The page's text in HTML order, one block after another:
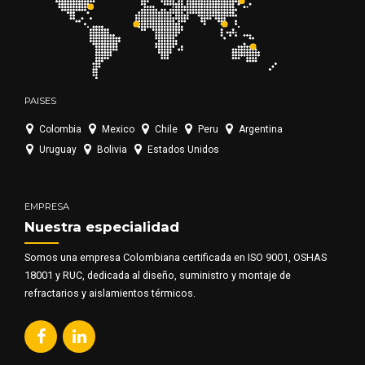
PAISES
Colombia Mexico Chile Peru
Argentina
Uruguay
Bolivia Estados Unidos
EMPRESA
Nuestra especialidad
Somos una empresa Colombiana certificada en ISO 9001, OSHAS
18001 y RUC, dedicada al diseño, suministro y montaje de
refractarios y aislamientos térmicos.